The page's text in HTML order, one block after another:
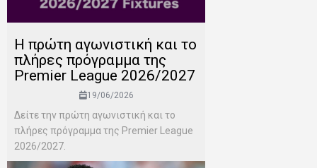
H πρώτη αγωνιστική και το
πλήρες πρόγραμμα της
Premier League 2026/2027
19/06/2026
Δείτε την πρώτη αγωνιστική και το
πλήρες πρόγραμμα της Premier League
2026/2027.